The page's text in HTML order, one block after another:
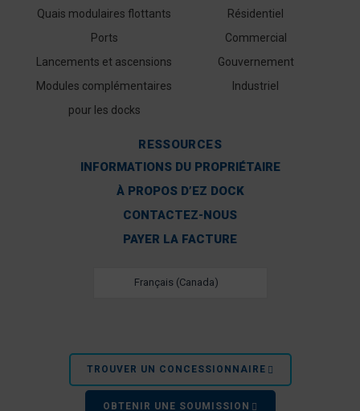
Quais modulaires flottants
Ports
Lancements et ascensions
Modules complémentaires
pour les docks
Résidentiel
Commercial
Gouvernement
Industriel
RESSOURCES
INFORMATIONS DU PROPRIÉTAIRE
À PROPOS D’EZ DOCK
CONTACTEZ-NOUS
PAYER LA FACTURE
Français (Canada)
TROUVER UN CONCESSIONNAIRE
OBTENIR UNE SOUMISSION